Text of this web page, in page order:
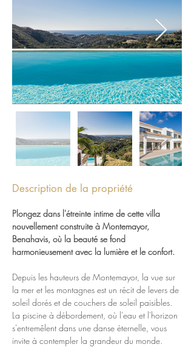
Description de la propriété
Plongez dans l'étreinte intime de cette villa
nouvellement construite à Montemayor,
Benahavis, où la beauté se fond
harmonieusement avec la lumière et le confort.
Depuis les hauteurs de Montemayor, la vue sur
la mer et les montagnes est un récit de levers de
soleil dorés et de couchers de soleil paisibles.
La piscine à débordement, où l'eau et l'horizon
s'entremêlent dans une danse éternelle, vous
invite à contempler la grandeur du monde.